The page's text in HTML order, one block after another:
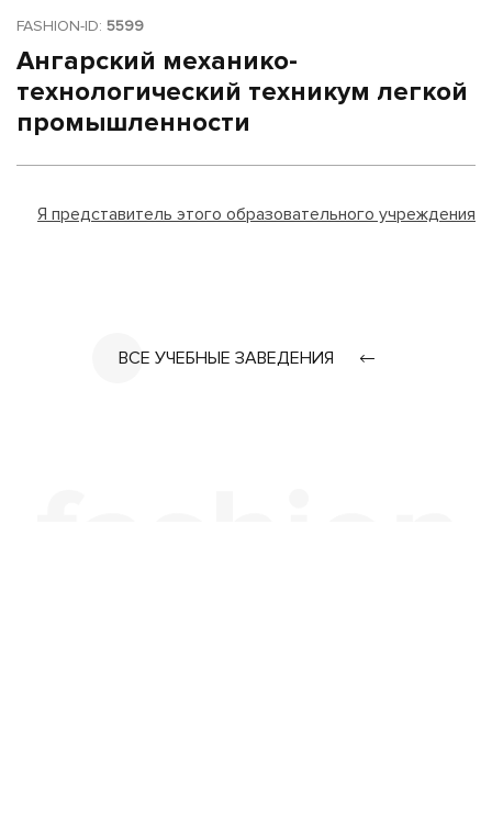
FASHION-ID: 5599
Ангарский механико-
технологический техникум легкой
промышленности
Я представитель этого образовательного учреждения
ВСЕ УЧЕБНЫЕ ЗАВЕДЕНИЯ